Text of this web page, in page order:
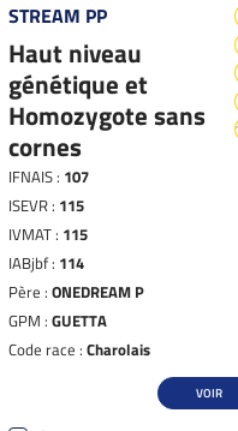
STREAM PP
Haut niveau
génétique et
Homozygote sans
cornes
IFNAIS : 107
ISEVR : 115
IVMAT : 115
IABjbf : 114
Père : ONEDREAM P
GPM : GUETTA
Code race : Charolais
VOIR